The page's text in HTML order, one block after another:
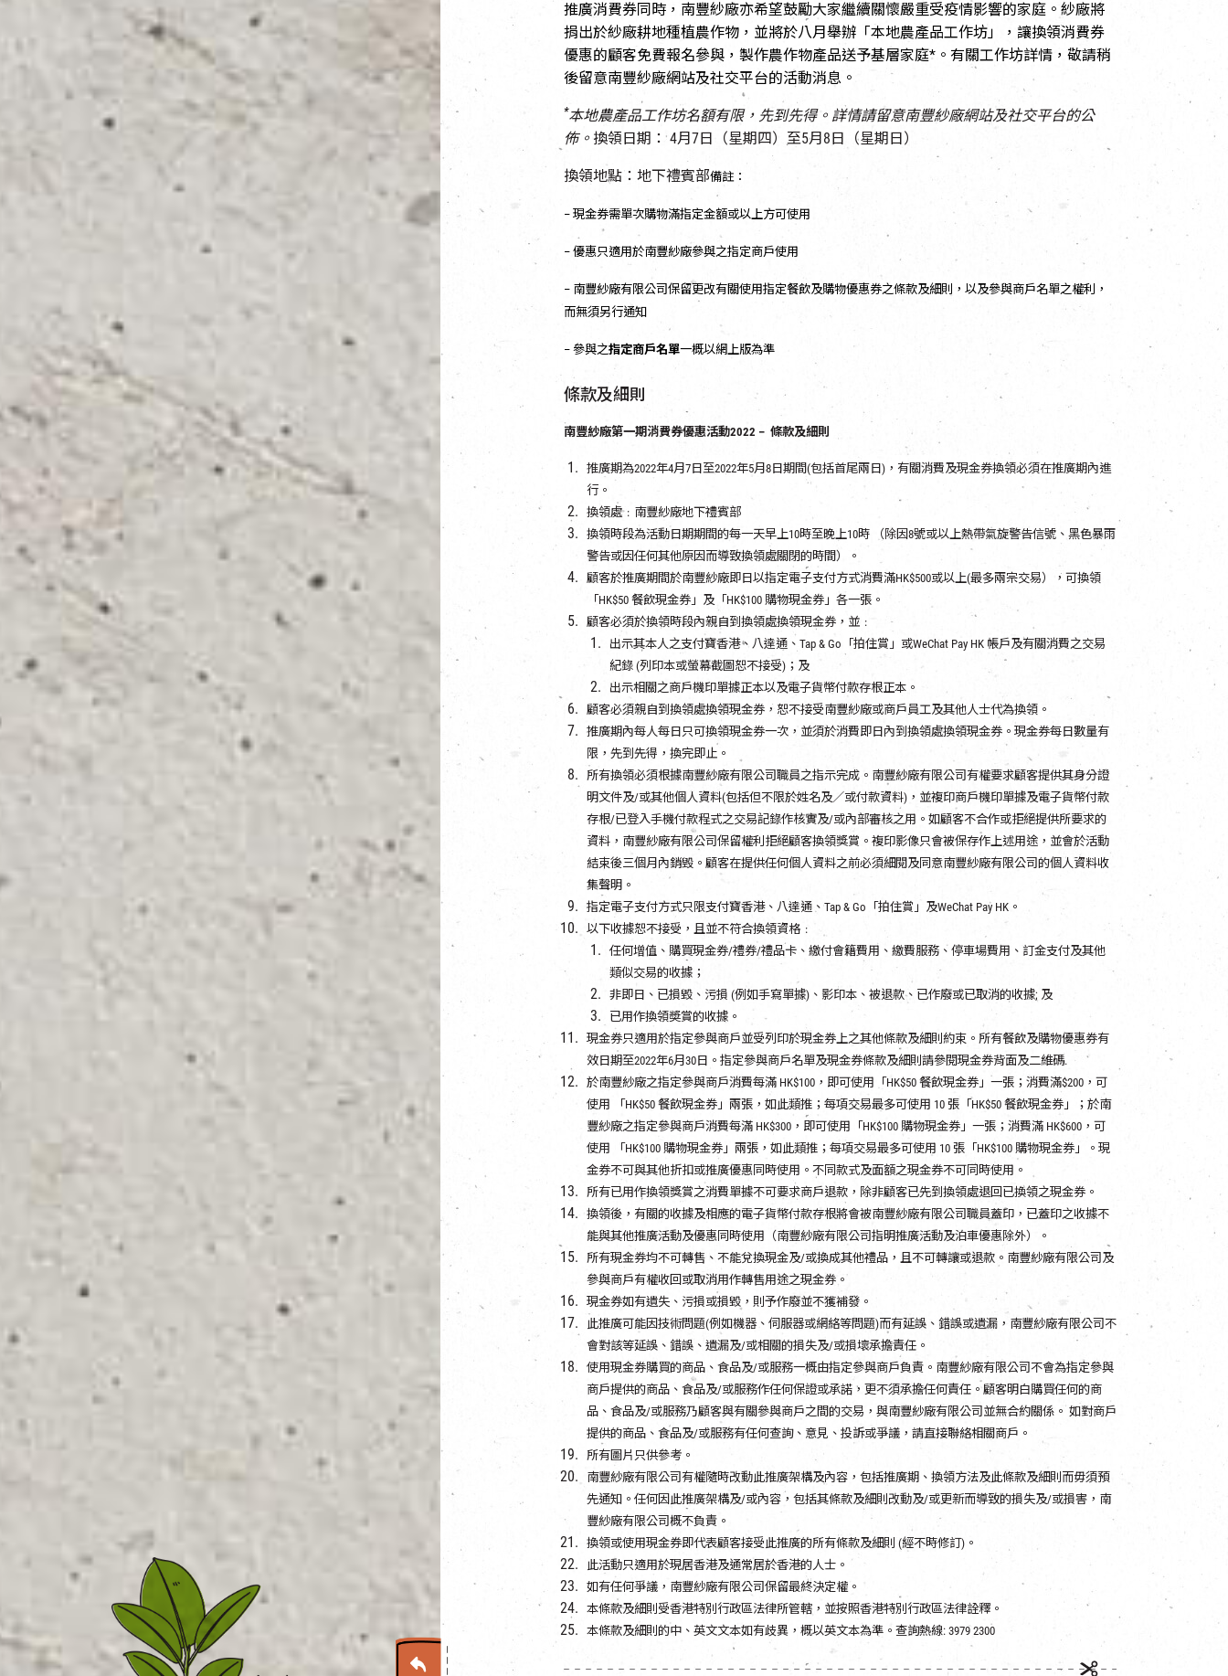
推廣消費券同時，南豐紗廠亦希望鼓勵大家繼續關懷嚴重受疫情影響的家庭。紗廠將
捐出於紗廠耕地種植農作物，並將於八月舉辦「本地農產品工作坊」，讓換領消費券
優惠的顧客免費報名參與，製作農作物產品送予基層家庭*。有關工作坊詳情，敬請稍
後留意南豐紗廠網站及社交平台的活動消息。
*本地農產品工作坊名額有限，先到先得。詳情請留意南豐紗廠網站及社交平台的公
佈。 換領日期： 4月7日（星期四）至5月8日（星期日）
換領地點：地下禮賓部備註：
– 現金券需單次購物滿指定金額或以上方可使用
– 優惠只適用於南豐紗廠參與之指定商戶使用
– 南豐紗廠有限公司保留更改有關使用指定餐飲及購物優惠券之條款及細則，以及參與商戶名單之權利，
而無須另行通知
– 參與之指定商戶名單一概以網上版為準
條款及細則
南豐紗廠第一期消費券優惠活動2022 – 條款及細則
推廣期為2022年4月7日至2022年5月8日期間(包括首尾兩日)，有關消費及現金券換領必須在推廣期內進
行。
換領處﹕南豐紗廠地下禮賓部
換領時段為活動日期期間的每一天早上10時至晚上10時 （除因8號或以上熱帶氣旋警告信號、黑色暴雨
警告或因任何其他原因而導致換領處關閉的時間）。
顧客於推廣期間於南豐紗廠即日以指定電子支付方式消費滿HK$500或以上(最多兩宗交易），可換領
「HK$50 餐飲現金券」及「HK$100 購物現金券」各一張。
顧客必須於換領時段內親自到換領處換領現金券，並﹕
出示其本人之支付寶香港、八達通、Tap & Go「拍住賞」或WeChat Pay HK 帳戶及有關消費之交易
紀錄 (列印本或螢幕截圖恕不接受)；及
出示相關之商戶機印單據正本以及電子貨幣付款存根正本。
顧客必須親自到換領處換領現金券，恕不接受南豐紗廠或商戶員工及其他人士代為換領。
推廣期內每人每日只可換領現金券一次，並須於消費即日內到換領處換領現金券。現金券每日數量有
限，先到先得，換完即止。
所有換領必須根據南豐紗廠有限公司職員之指示完成。南豐紗廠有限公司有權要求顧客提供其身分證
明文件及/或其他個人資料(包括但不限於姓名及／或付款資料)，並複印商戶機印單據及電子貨幣付款
存根/已登入手機付款程式之交易記錄作核實及/或內部審核之用。如顧客不合作或拒絕提供所要求的
資料，南豐紗廠有限公司保留權利拒絕顧客換領獎賞。複印影像只會被保存作上述用途，並會於活動
結束後三個月內銷毁。顧客在提供任何個人資料之前必須細閱及同意南豐紗廠有限公司的個人資料收
集聲明。
指定電子支付方式只限支付寶香港、八達通、Tap & Go「拍住賞」及WeChat Pay HK。
以下收據恕不接受，且並不符合換領資格﹕
任何增值、購買現金券/禮券/禮品卡、繳付會籍費用、繳費服務、停車場費用、訂金支付及其他
類似交易的收據；
非即日、已損毀、污損 (例如手寫單據)、影印本、被退款、已作廢或已取消的收據; 及
已用作換領奬賞的收據。
現金券只適用於指定參與商戶並受列印於現金券上之其他條款及細則約束。所有餐飲及購物優惠券有
效日期至2022年6月30日。指定參與商戶名單及現金券條款及細則請參閱現金券背面及二維碼.
於南豐紗廠之指定參與商戶消費每滿 HK$100，即可使用「HK$50 餐飲現金券」一張；消費滿$200，可
使用 「HK$50 餐飲現金券」兩張，如此類推；每項交易最多可使用 10 張「HK$50 餐飲現金券」；於南
豐紗廠之指定參與商戶消費每滿 HK$300，即可使用「HK$100 購物現金券」一張；消費滿 HK$600，可
使用 「HK$100 購物現金券」兩張，如此類推；每項交易最多可使用 10 張「HK$100 購物現金券」。現
金券不可與其他折扣或推廣優惠同時使用。不同款式及面額之現金券不可同時使用。
所有已用作換領獎賞之消費單據不可要求商戶退款，除非顧客已先到換領處退回已換領之現金券。
換領後，有關的收據及相應的電子貨幣付款存根將會被南豐紗廠有限公司職員蓋印，已蓋印之收據不
能與其他推廣活動及優惠同時使用（南豐紗廠有限公司指明推廣活動及泊車優惠除外）。
所有現金券均不可轉售、不能兌換現金及/或換成其他禮品，且不可轉讓或退款。南豐紗廠有限公司及
參與商戶有權收回或取消用作轉售用途之現金券。
現金券如有遺失、污損或損毀，則予作廢並不獲補發。
此推廣可能因技術問題(例如機器、伺服器或網絡等問題)而有延誤、錯誤或遺漏，南豐紗廠有限公司不
會對該等延誤、錯誤、遺漏及/或相關的損失及/或損壞承擔責任。
使用現金券購買的商品、食品及/或服務一概由指定參與商戶負責。南豐紗廠有限公司不會為指定參與
商戶提供的商品、食品及/或服務作任何保證或承諾，更不須承擔任何責任。顧客明白購買任何的商
品、食品及/或服務乃顧客與有關參與商戶之間的交易，與南豐紗廠有限公司並無合約關係。 如對商戶
提供的商品、食品及/或服務有任何查詢、意見、投訴或爭議，請直接聯絡相關商戶。
所有圖片只供參考。
南豐紗廠有限公司有權隨時改動此推廣架構及內容，包括推廣期、換領方法及此條款及細則而毋須預
先通知。任何因此推廣架構及/或內容，包括其條款及細則改動及/或更新而導致的損失及/或損害，南
豐紗廠有限公司概不負責。
換領或使用現金券即代表顧客接受此推廣的所有條款及細則 (經不時修訂)。
此活動只適用於現居香港及通常居於香港的人士。
如有任何爭議，南豐紗廠有限公司保留最終決定權。
本條款及細則受香港特別行政區法律所管轄，並按照香港特別行政區法律詮釋。
本條款及細則的中、英文文本如有歧異，概以英文本為準。 查詢熱線: 3979 2300